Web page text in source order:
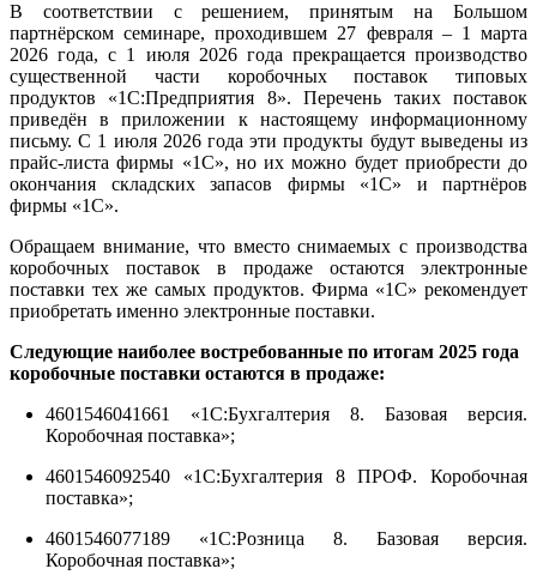
В соответствии с решением, принятым на Большом
партнёрском семинаре, проходившем 27 февраля – 1 марта
2026 года, с 1 июля 2026 года прекращается производство
существенной части коробочных поставок типовых
продуктов «1С:Предприятия 8». Перечень таких поставок
приведён в приложении к настоящему информационному
письму. С 1 июля 2026 года эти продукты будут выведены из
прайс-листа фирмы «1С», но их можно будет приобрести до
окончания складских запасов фирмы «1С» и партнёров
фирмы «1С».
Обращаем внимание, что вместо снимаемых с производства
коробочных поставок в продаже остаются электронные
поставки тех же самых продуктов. Фирма «1С» рекомендует
приобретать именно электронные поставки.
Следующие наиболее востребованные по итогам 2025 года
коробочные поставки остаются в продаже:
4601546041661 «1С:Бухгалтерия 8. Базовая версия.
Коробочная поставка»;
4601546092540 «1С:Бухгалтерия 8 ПРОФ. Коробочная
поставка»;
4601546077189 «1С:Розница 8. Базовая версия.
Коробочная поставка»;